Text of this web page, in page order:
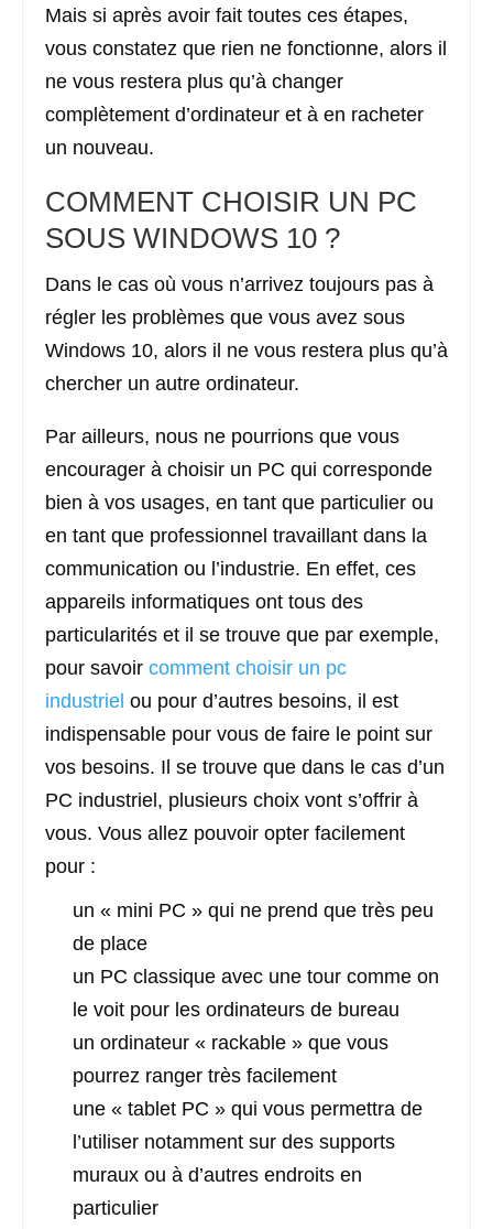
Mais si après avoir fait toutes ces étapes,
vous constatez que rien ne fonctionne, alors il
ne vous restera plus qu’à changer
complètement d’ordinateur et à en racheter
un nouveau.
COMMENT CHOISIR UN PC
SOUS WINDOWS 10 ?
Dans le cas où vous n’arrivez toujours pas à
régler les problèmes que vous avez sous
Windows 10, alors il ne vous restera plus qu’à
chercher un autre ordinateur.
Par ailleurs, nous ne pourrions que vous
encourager à choisir un PC qui corresponde
bien à vos usages, en tant que particulier ou
en tant que professionnel travaillant dans la
communication ou l’industrie. En effet, ces
appareils informatiques ont tous des
particularités et il se trouve que par exemple,
pour savoir comment choisir un pc
industriel ou pour d’autres besoins, il est
indispensable pour vous de faire le point sur
vos besoins. Il se trouve que dans le cas d’un
PC industriel, plusieurs choix vont s’offrir à
vous. Vous allez pouvoir opter facilement
pour :
un « mini PC » qui ne prend que très peu
de place
un PC classique avec une tour comme on
le voit pour les ordinateurs de bureau
un ordinateur « rackable » que vous
pourrez ranger très facilement
une « tablet PC » qui vous permettra de
l’utiliser notamment sur des supports
muraux ou à d’autres endroits en
particulier